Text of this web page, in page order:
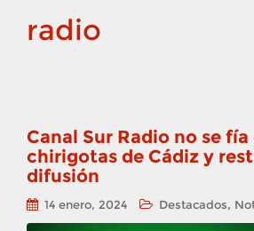
radio
Canal Sur Radio no se fía
chirigotas de Cádiz y
difusión
14 enero, 2024 Destacados,